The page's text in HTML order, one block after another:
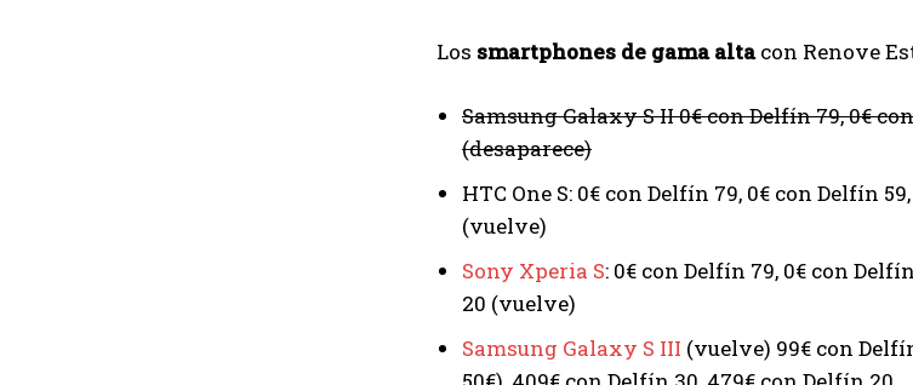
Los smartphones de gama altacon Renove
Samsung Galaxy S II 0€ con Delfín 79, 0€
(desaparece)
HTC One S: 0€ con Delfín 79, 0€ con Delfín
(vuelve)
Sony Xperia S: 0€ con Delfín 79, 0€ con
20 (vuelve)
Samsung Galaxy S III (vuelve) 99€ con